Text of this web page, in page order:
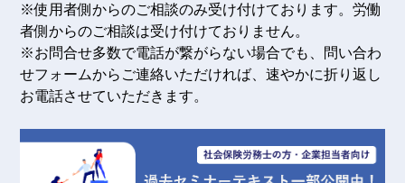
※使用者側からのご相談のみ受け付けております。労働
者側からのご相談は受け付けておりません。
※お問合せ多数で電話が繋がらない場合でも、問い合わ
せフォームからご連絡いただければ、速やかに折り返し
お電話させていただきます。